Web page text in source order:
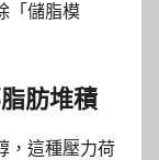
「儲脂模
肪堆積
，這種壓力荷